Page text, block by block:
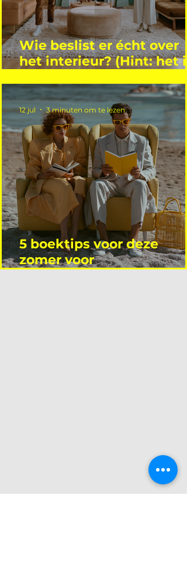
Wie beslist er écht over
het interieur? (Hint: het is
5 boektips voor deze
zomer voor
12 jul 3 minuten om te lezen